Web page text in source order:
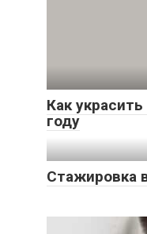
Как
году
Стажировка